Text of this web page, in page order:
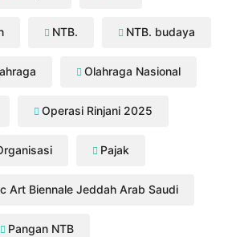
NTB. NTB. budaya
Olahraga Nasional
Operasi Rinjani 2025
Pajak
Art Biennale Jeddah Arab Saudi
Pangan NTB